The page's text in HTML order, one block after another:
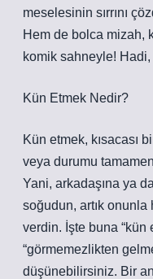
meselesinin sırrını
Hem de bolca mizah,
komik sahneyle! Hadi,
Kün Etmek Nedir?
Kün etmek, kısacası
veya durumu
Yani, arkadaşına ya
soğudun, artık
verdin. İşte buna “kün
“görmemezlikten
düşünebilirsiniz. Bir